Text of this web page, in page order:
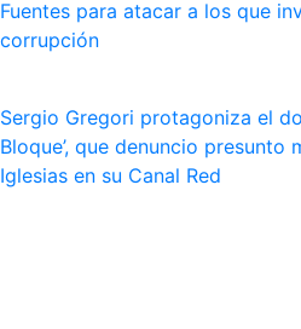
Fuentes para atacar a los que
corrupción
Sergio Gregori protagoniza el
Bloque’, que denuncio
Iglesias en su Canal Red